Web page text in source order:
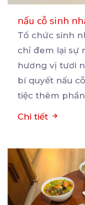
nấu cỗ sinh
Tổ chức sinh
chỉ đem lại sự
hương vị tươi
bí quyết nấu
tiệc thêm
Chi tiết